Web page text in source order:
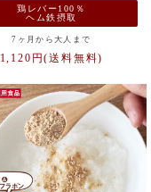
鶏レバー100％
ヘム鉄摂取
7ヶ月から大人まで
1,120円(送料無料)